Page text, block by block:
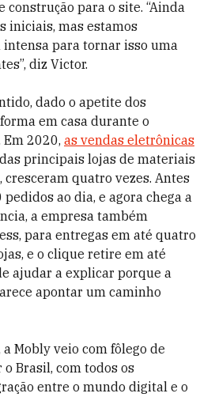
construção para o site. “Ainda
iniciais, mas estamos
para tornar isso uma
diz Victor.
dado o apetite dos
em casa durante o
2020, as vendas eletrônicas
principais lojas de materiais
cresceram quatro vezes. Antes
ao dia, e agora chega a
a empresa também
para entregas em até quatro
e o clique retire em até
ajudar a explicar porque a
apontar um caminho
Mobly veio com fôlego de
Brasil, com todos os
entre o mundo digital e o